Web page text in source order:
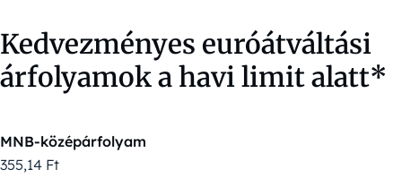
Kedvezményes euróátváltási
árfolyamok a havi limit alatt*
MNB-középárfolyam
355,14 Ft